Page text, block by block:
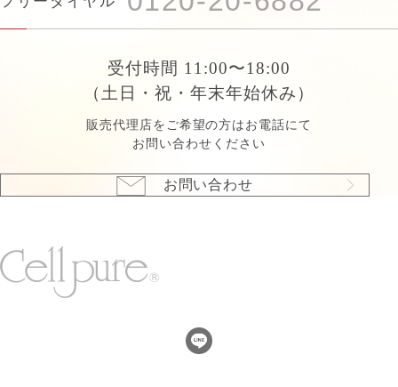
受付時間 11:00〜18:00
（土日・祝・年末年始休み）
販売代理店をご希望の方はお電話にて
お問い合わせください
お問い合わせ